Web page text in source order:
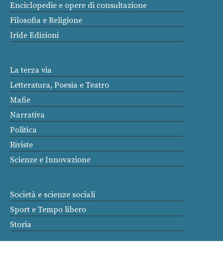
Enciclopedie e opere di consultazione
Filosofia e Religione
Iride Edizioni
La terza via
Letteratura, Poesia e Teatro
Mafie
Narrativa
Politica
Riviste
Scienze e Innovazione
Società e scienze sociali
Sport e Tempo libero
Storia